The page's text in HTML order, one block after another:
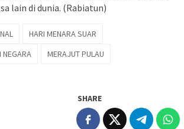
lain di dunia. (Rabiatun)
HARI MENARA SUAR
NEGARA
MERAJUT PULAU
SHARE